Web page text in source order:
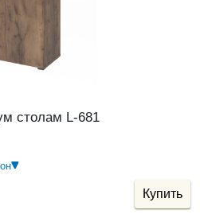
столам L-681
Купить